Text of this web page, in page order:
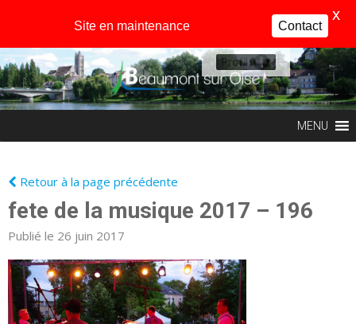
Profil
MENU
Retour à la page précédente
fete de la musique 2017 – 196
Publié le 26 juin 2017
Site en maintenance Contact
X